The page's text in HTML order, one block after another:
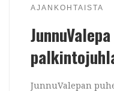
AJANKOHTAISTA
JunnuValepan